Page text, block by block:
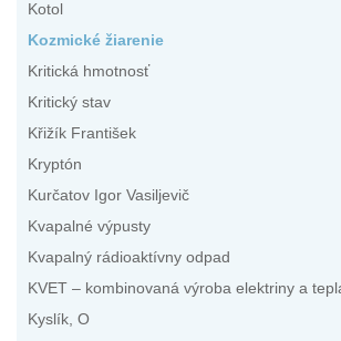
Kotol
Kozmické žiarenie
Kritická hmotnosť
Kritický stav
Křižík František
Kryptón
Kurčatov Igor Vasiljevič
Kvapalné výpusty
Kvapalný rádioaktívny odpad
KVET – kombinovaná výroba elektriny a
Kyslík, O